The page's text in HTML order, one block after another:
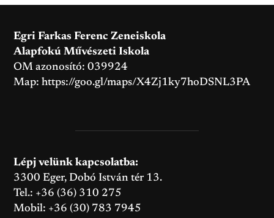
Egri Farkas Ferenc Zeneiskola
Alapfokú Művészeti Iskola
OM azonosító: 039924
Map:https://goo.gl/maps/X4Zj1ky7hoDSNL3PA
Lépj velünk kapcsolatba:
3300 Eger, Dobó István tér 13.
Tel.: +36 (36) 310 275
Mobil: +36 (30) 783 7945